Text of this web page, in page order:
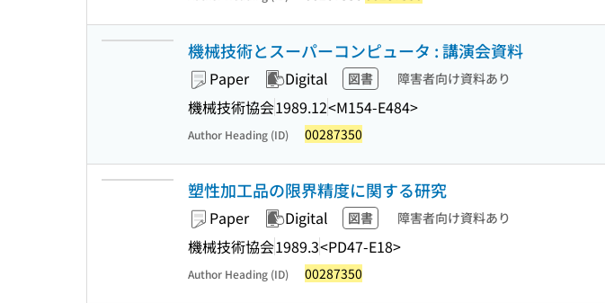
機械技術とスーパーコンピュータ : 講演会資料
Paper Digital 図書 障害者向け資料あり
機械技術協会1989.12<M154-E484>
Author Heading (ID) 00287350
塑性加工品の限界精度に関する研究
Paper Digital 図書 障害者向け資料あり
機械技術協会1989.3<PD47-E18>
Author Heading (ID) 00287350